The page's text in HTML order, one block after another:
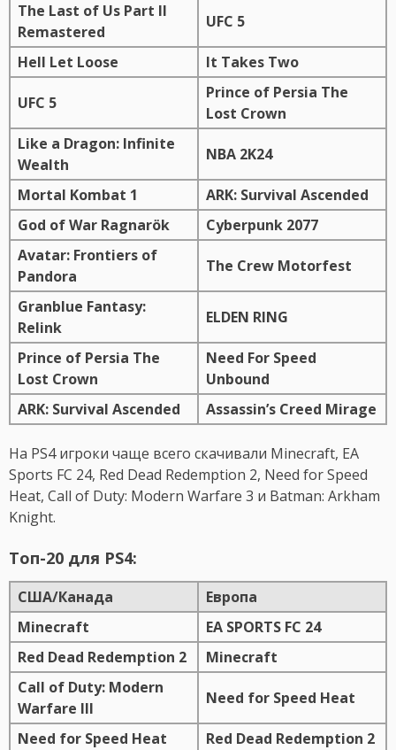
The Last of Us Part II
Remastered
UFC 5
Hell Let Loose It Takes Two
UFC 5
Prince of Persia The
Lost Crown
Like a Dragon: Infinite
Wealth
NBA 2K24
Mortal Kombat 1
ARK: Survival Ascended
God of War Ragnarök
Cyberpunk 2077
Avatar: Frontiers of
Pandora
The Crew Motorfest
Granblue Fantasy:
Relink
ELDEN RING
Prince of Persia The
Lost Crown
Need For Speed
Unbound
ARK: Survival Ascended
Assassin’s Creed Mirage
На PS4 игроки чаще всего скачивали Minecraft, EA
Sports FC 24, Red Dead Redemption 2, Need for Speed
Heat, Call of Duty: Modern Warfare 3 и Batman: Arkham
Knight.
Топ-20 для PS4:
США/Канада
Европа
Minecraft
EA SPORTS FC 24
Red Dead Redemption 2
Minecraft
Call of Duty: Modern
Warfare III
Need for Speed Heat
Need for Speed Heat
Red Dead Redemption 2